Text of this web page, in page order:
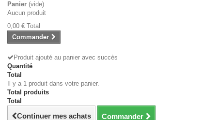
Panier (vide)
Aucun produit
0,00 € Total
Commander
Produit ajouté au panier avec succès
Quantité
Total
Il y a 1 produit dans votre panier.
Total produits
Total
Continuer mes achats Commander